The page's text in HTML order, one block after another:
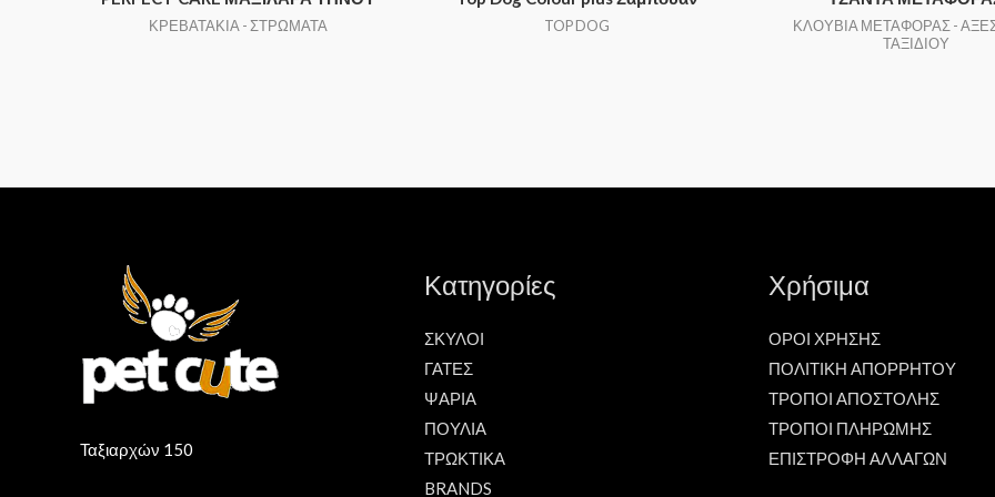
ΚΡΕΒΑΤΑΚΙΑ - ΣΤΡΩΜΑΤΑ TOP DOG
ΚΛΟΥΒΙΑ ΜΕΤΑΦΟΡΑΣ -
ΤΑΞΙΔΙΟΥ
Ταξιαρχών 150
Κατηγορίες
ΣΚΥΛΟΙ
ΓΑΤΕΣ
ΨΑΡΙΑ
ΠΟΥΛΙΑ
ΤΡΩΚΤΙΚΑ
BRANDS
Χρήσιμα
ΟΡΟΙ ΧΡΗΣΗΣ
ΠΟΛΙΤΙΚΗ ΑΠΟΡΡΗΤΟΥ
ΤΡΟΠΟΙ ΑΠΟΣΤΟΛΗΣ
ΤΡΟΠΟΙ ΠΛΗΡΩΜΗΣ
ΕΠΙΣΤΡΟΦΗ ΑΛΛΑΓΩΝ